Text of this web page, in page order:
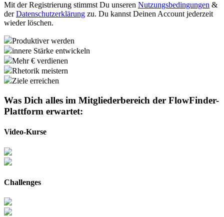
Mit der Registrierung stimmst Du unseren Nutzungsbedingungen &
derDatenschutzerklärung zu. Du kannst Deinen Account jederzeit
wieder löschen.
Produktiver werden
innere Stärke entwickeln
Mehr € verdienen
Rhetorik meistern
Ziele erreichen
Was Dich alles im Mitgliederbereich der FlowFinder-
Plattform erwartet:
Video-Kurse
Challenges